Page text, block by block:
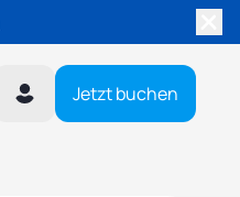
Jetzt buchen